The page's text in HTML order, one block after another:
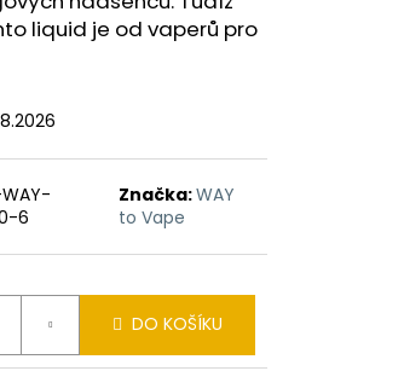
liquid je od vaperů pro
6
Značka:WAY
to Vape
DO KOŠÍKU